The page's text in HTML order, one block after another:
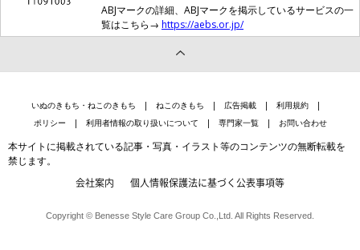
ABJマークの詳細、ABJマークを掲示しているサービスの一
覧はこちら→ https://aebs.or.jp/
いぬのきもち・ねこのきもち ねこのきもち 広告掲載
利用規約
ポリシー
利用者情報の取り扱いについて 専門家一覧 お問い合わせ
本サイトに掲載されている記事・写真・イラスト等のコンテンツの無断転載を
禁じます。
会社案内 個人情報保護法に基づく公表事項等
Copyright © Benesse Style Care Group Co.,Ltd. All Rights Reserved.